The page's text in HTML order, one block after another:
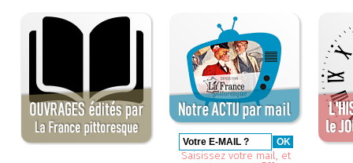
Saisissez votre mail, et